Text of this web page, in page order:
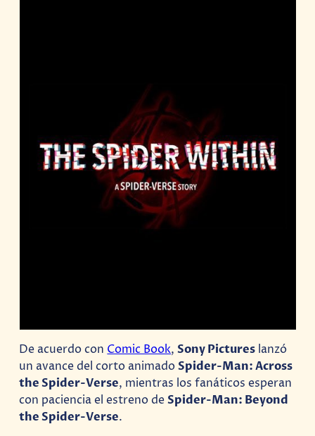
De acuerdo con Comic Book,Sony Pictures lanzó
un avance del corto animadoSpider-Man: Across
the Spider-Verse, mientras los fanáticos esperan
con paciencia el estreno deSpider-Man: Beyond
the Spider-Verse.